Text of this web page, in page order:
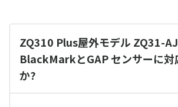
ZQ310 Plus屋外モデル ZQ31-
BlackMarkとGAP センサーに対
か?